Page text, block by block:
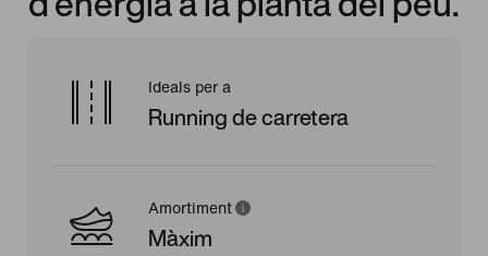
Ideals per a
Running de carretera
Amortiment
Màxim